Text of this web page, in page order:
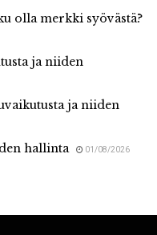
olla merkki syövästä?
ja niiden
ja niiden
hallinta 01/08/2026